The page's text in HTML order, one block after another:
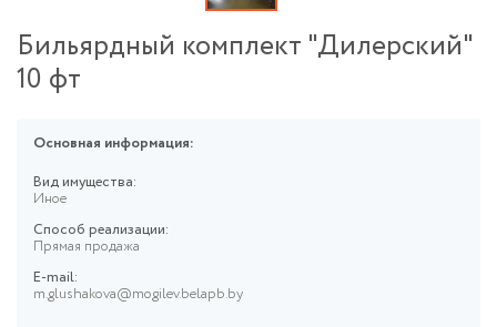
Бильярдный комплект "Дилерский"
10 фт
Основная информация:
Вид имущества:
Иное
Способ реализации:
Прямая продажа
E-mail:
m.glushakova@mogilev.belapb.by